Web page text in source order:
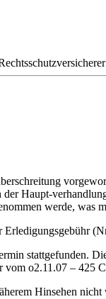
Haupt-
werde, was
Erledigungsgebühr
stattgefunden.
o2.11.07 – 425
Hinsehen